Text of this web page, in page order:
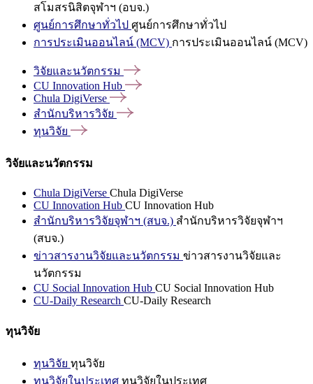
สโมสรนิสิตจุฬาฯ (อบจ.)
ศูนย์การศึกษาทั่วไป ศูนย์การศึกษาทั่วไป
การประเมินออนไลน์ (MCV) การประเมินออนไลน์ (MCV)
วิจัยและนวัตกรรม
CU Innovation Hub
Chula DigiVerse
สำนักบริหารวิจัย
ทุนวิจัย
วิจัยและนวัตกรรม
Chula DigiVerse Chula DigiVerse
CU Innovation Hub CU Innovation Hub
สำนักบริหารวิจัยจุฬาฯ (สบจ.) สำนักบริหารวิจัยจุฬาฯ
(สบจ.)
ข่าวสารงานวิจัยและนวัตกรรม ข่าวสารงานวิจัยและ
นวัตกรรม
CU Social Innovation Hub CU Social Innovation Hub
CU-Daily Research CU-Daily Research
ทุนวิจัย
ทุนวิจัย ทุนวิจัย
ทุนวิจัยในประเทศ ทุนวิจัยในประเทศ